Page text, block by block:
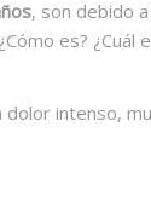
, son debido
es? ¿Cuál
intenso,